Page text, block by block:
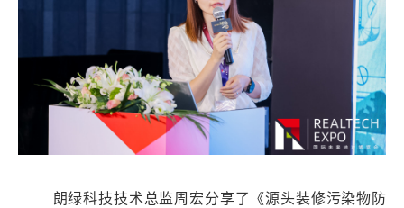
朗绿科技技术总监周宏分享了《源头装修污染物防